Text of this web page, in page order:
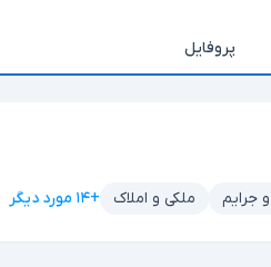
پروفایل
جرایم ملکی و املاک +۱۴ مورد دیگر